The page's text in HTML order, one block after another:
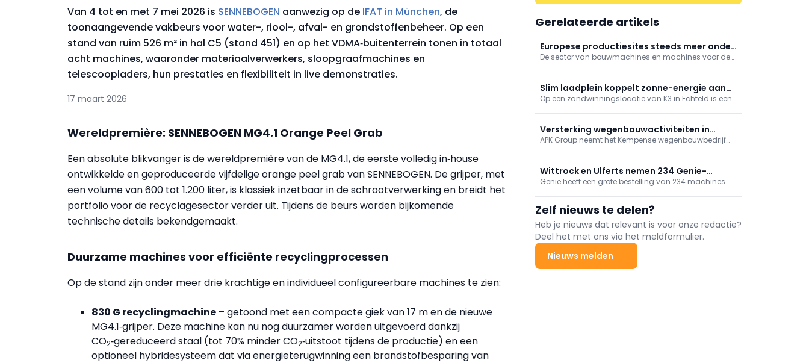
Van 4 tot en met 7 mei 2026 is SENNEBOGEN aanwezig op de IFAT in München, de
toonaangevende vakbeurs voor water-, riool-, afval- en grondstoffenbeheer. Op een
stand van ruim 526 m² in hal C5 (stand 451) en op het VDMA‑buitenterrein tonen in totaal
acht machines, waaronder materiaalverwerkers, sloopgraafmachines en
telescoopladers, hun prestaties en flexibiliteit in live demonstraties.
17 maart 2026
Wereldpremière: SENNEBOGEN MG4.1 Orange Peel Grab
Een absolute blikvanger is de wereldpremière van de MG4.1, de eerste volledig in‑house
ontwikkelde en geproduceerde vijfdelige orange peel grab van SENNEBOGEN. De grijper, met
een volume van 600 tot 1.200 liter, is klassiek inzetbaar in de schrootverwerking en breidt het
portfolio voor de recyclagesector verder uit. Tijdens de beurs worden bijkomende
technische details bekendgemaakt.
Duurzame machines voor efficiënte recyclingprocessen
Op de stand zijn onder meer drie krachtige en individueel configureerbare machines te zien:
830 G recyclingmachine – getoond met een compacte giek van 17 m en de nieuwe
MG4.1‑grijper. Deze machine kan nu nog duurzamer worden uitgevoerd dankzij
CO2‑gereduceerd staal (tot 70% minder CO2‑uitstoot tijdens de productie) en een
optioneel hybridesysteem dat via energieterugwinning een brandstofbesparing van
Gerelateerde artikels
Europese productiesites steeds meer onder
druk
De sector van bouwmachines en machines voor de
langer conjuncturele schommelingen, maar
structurele problemen wegen op de vooruitzichten.
Slim laadplein koppelt zonne-energie aan
emissieloos bouwen
Op een zandwinningslocatie van K3 in Echteld is een
elektrisch bouwmaterieel.
Versterking wegenbouwactiviteiten in
Antwerpen
APK Group neemt het Kempense wegenbouwbedrijf
wegenbouwactiviteiten van APK Group met ongeveer
15%.
Wittrock en Ulferts nemen 234 Genie-
machines in gebruik, incl. superboom
Genie heeft een grote bestelling van 234 machines
TraX-rupshoogwerkers en een ZX‑135/70 “super
boom”. Met deze levering rondt Genie een
grootschalig investeringsproject bij de betrokken
bedrijven af.
Zelf nieuws te delen?
Heb je nieuws dat relevant is voor onze redactie?
Deel het met ons via het meldformulier.
Nieuws melden